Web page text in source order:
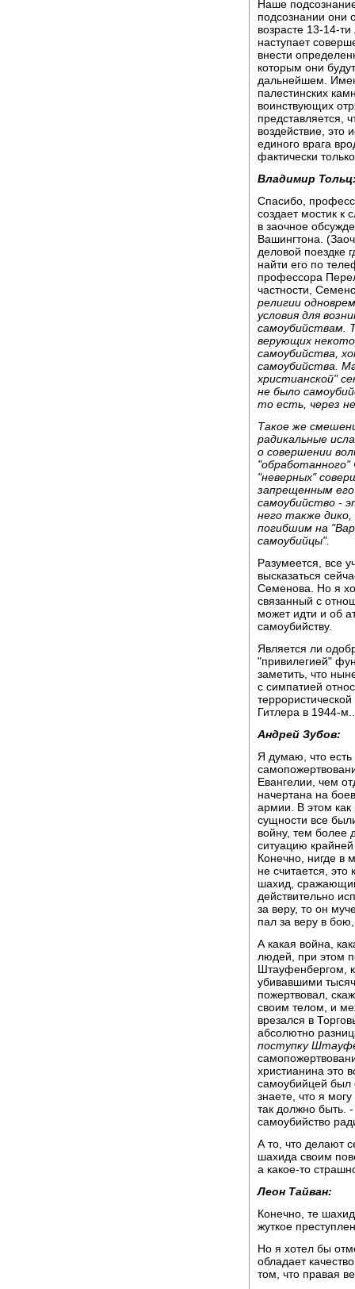
Наше
подсознании они
возрасте 13-14-
наступает
внести
которым они
дальнейшем.
палестинских
воинствующих
представляется,
воздействие, это
единого врага
фактически
Владимир
Спасибо,
создает мостик к
в заочное
Вашингтона.
деловой поездке
найти его по
профессора
частности,
религии
условия для
самоубийствам.
верующих
самоубийства,
самоубийства.
христианской"
не было
то есть, через
Такое же
радикальные
о совершении
"неверных"
запрещенным
самоубийство -
него также
погибшим на
самоубийцы".
Разумеется, все
высказаться
Семенова. Но я
связанный с
может идти и об
самоубийству.
Является ли
"привилегией"
заметить, что
с симпатией
Гитлера в 1944-
Андрей Зубов:
Я думаю, что
Евангелии, чем
начертана на
армии. В этом как
сущности все
войну, тем более
ситуацию
Конечно, нигде в
не считается,
шахид,
действительно
за веру, то он
пал за веру в
А какая война,
людей, при этом
Штауфенбергом,
убивавшими
пожертвовал,
своим телом, и
врезался в
абсолютно
поступку
христианина это
самоубийцей был
знаете, что я
так должно быть.
самоубийство
А то, что делают
шахида своим
а какое-то
Леон Тайван:
Конечно, те
жуткое
Но я хотел бы
обладает
том, что правая